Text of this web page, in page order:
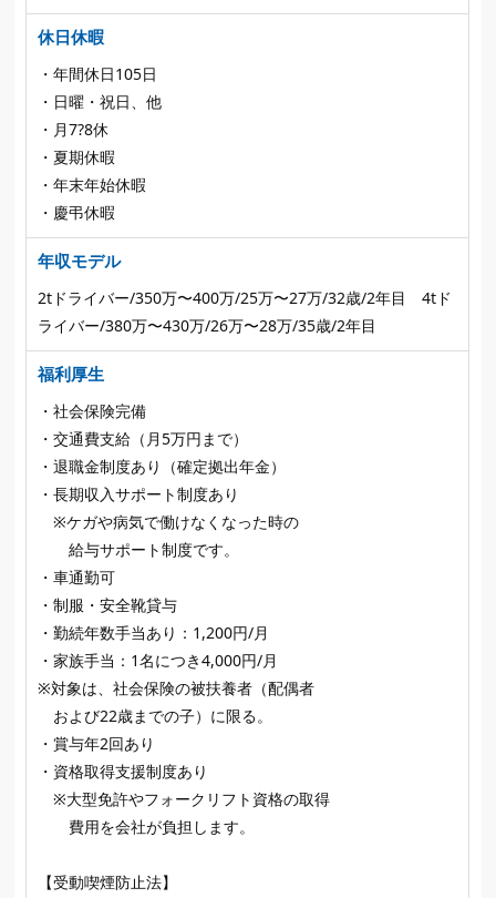
休日休暇
・年間休日105日
・日曜・祝日、他
・月7?8休
・夏期休暇
・年末年始休暇
・慶弔休暇
年収モデル
2tドライバー/350万〜400万/25万〜27万/32歳/2年目 4tド
ライバー/380万〜430万/26万〜28万/35歳/2年目
福利厚生
・社会保険完備
・交通費支給（月5万円まで）
・退職金制度あり（確定拠出年金）
・長期収入サポート制度あり
※ケガや病気で働けなくなった時の
給与サポート制度です。
・車通勤可
・制服・安全靴貸与
・勤続年数手当あり：1,200円/月
・家族手当：1名につき4,000円/月
※対象は、社会保険の被扶養者（配偶者
および22歳までの子）に限る。
・賞与年2回あり
・資格取得支援制度あり
※大型免許やフォークリフト資格の取得
費用を会社が負担します。
【受動喫煙防止法】